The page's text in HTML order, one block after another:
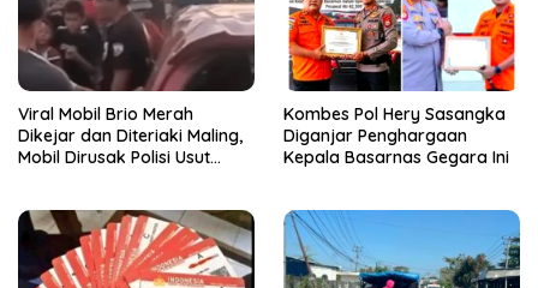
Viral Mobil Brio Merah
Dikejar dan Diteriaki Maling,
Mobil Dirusak Polisi Usut
Kombes Pol Hery Sasangka
Diganjar Penghargaan
Kepala Basarnas Gegara Ini